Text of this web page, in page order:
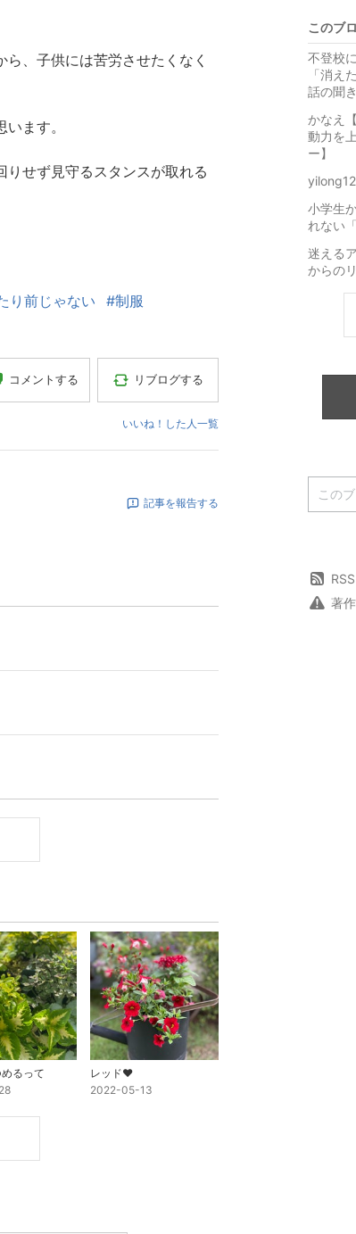
、子供には苦労させたくなく
ます。
せず見守るスタンスが取れる
り前じゃない #制服
コメントする リブログする
いいね！した人一覧
記事を報告する
るって
レッド♥️
2022-05-13
このブ
不登校
「消
話の聞
かなえ
動力を
ー】
小学生
れない
迷える
からの
RSS
著